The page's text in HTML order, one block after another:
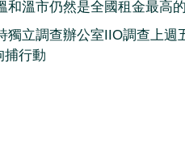
和溫市仍然是全國租金最高
獨立調查辦公室IIO調查上週
捕行動